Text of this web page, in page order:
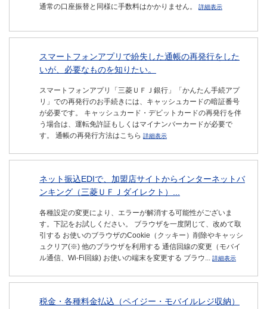
通常の口座振替と同様に手数料はかかりません。 詳細表示
スマートフォンアプリで紛失した通帳の再発行をした
いが、必要なものを知りたい。
スマートフォンアプリ「三菱ＵＦＪ銀行」「かんたん手続アプ
リ」での再発行のお手続きには、キャッシュカードの暗証番号
が必要です。 キャッシュカード・デビットカードの再発行を伴
う場合は、運転免許証もしくはマイナンバーカードが必要で
す。 通帳の再発行方法はこちら 詳細表示
ネット振込EDIで、加盟店サイトからインターネットバ
ンキング（三菱ＵＦＪダイレクト）...
各種設定の変更により、エラーが解消する可能性がございま
す。下記をお試しください。 ブラウザを一度閉じて、改めて取
引する お使いのブラウザのCookie（クッキー）削除やキャッシ
ュクリア(※) 他のブラウザを利用する 通信回線の変更（モバイ
ル通信、Wi-Fi回線) お使いの端末を変更する ブラウ... 詳細表示
税金・各種料金払込（ペイジー・モバイルレジ収納）